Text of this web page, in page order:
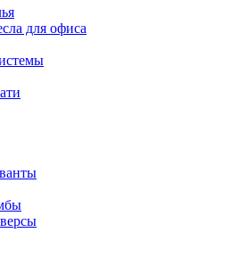
для офиса